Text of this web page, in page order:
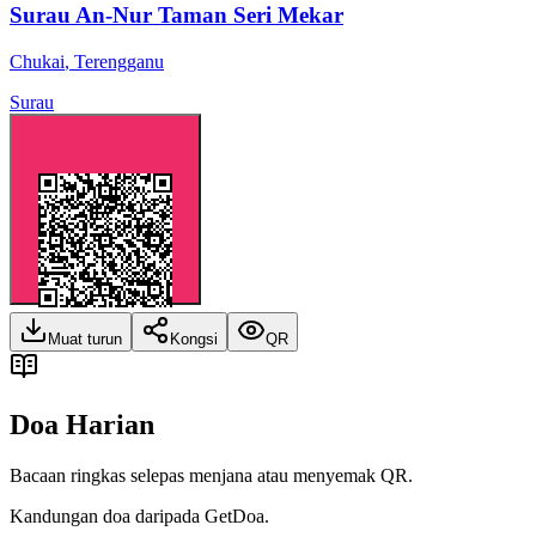
Surau An-Nur Taman Seri Mekar
Chukai, Terengganu
Surau
Muat turun Kongsi QR
Doa Harian
Bacaan ringkas selepas menjana atau menyemak QR.
Kandungan doa daripada GetDoa.